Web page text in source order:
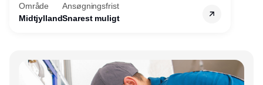
søger nu endnu en teknisk kollega - denne
gang til kundesupport på kontoret i Herning.
Område
Midtjylland
Ansøgningsfrist
Snarest muligt
Annonce